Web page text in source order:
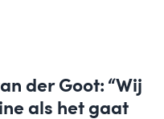
der Goot: “Wij
als het gaat